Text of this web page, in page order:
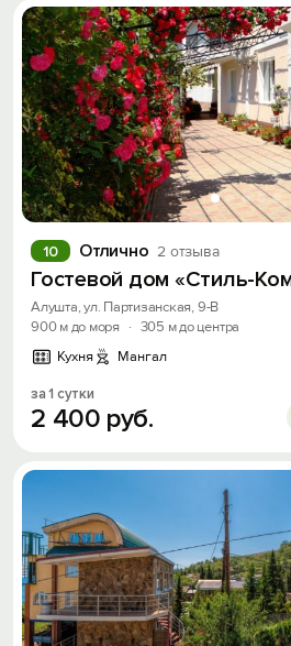
Отлично 2 отзыва
10
Гостевой дом «Стиль-
Алушта, ул. Партизанская, 9-В
900 м до моря
· 305 м до центра
Кухня
Мангал
за 1 сутки
2 400 руб.